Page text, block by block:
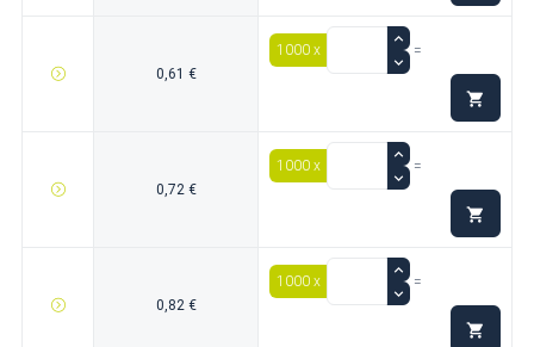
0,61 €
1000 x =

0,72 €
1000 x =

0,82 €
1000 x =
